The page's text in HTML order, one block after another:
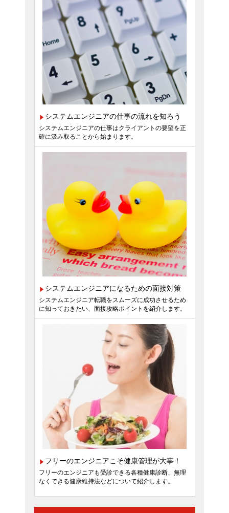
システムエンジニアの仕事の流れを知ろう
システムエンジニアの仕事はクライアントの要望を正
確に汲み取ることから始まります。
システムエンジニアになるための面接対策
システムエンジニア転職をスムーズに成功させるため
に知っておきたい、面接攻略ポイントを紹介します。
フリーのエンジニアこそ健康管理が大事！
フリーのエンジニアも受診できる各種健康診断、無理
なくできる健康維持法などについて紹介します。